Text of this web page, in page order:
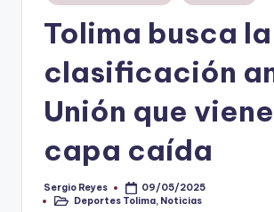
V
en
Tolima busca la
clasificación
Unión que
capa caída
Publicado
por
Sergio Reyes
09/05/2025
Publicado
Deportes Tolima Noticias